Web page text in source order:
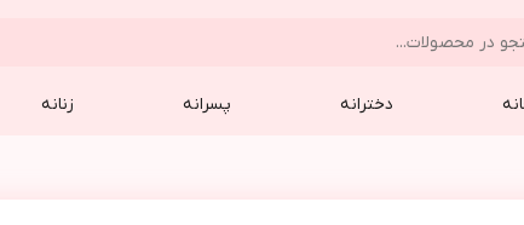
دخترانه پسرانه زنانه